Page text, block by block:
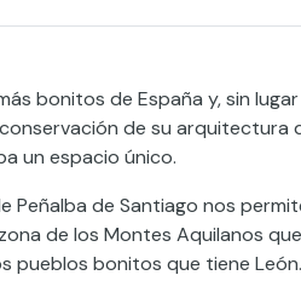
bonitos de España y, sin
de su arquitectura
un espacio único.
de Santiago nos
de los Montes Aquilanos
pueblos bonitos que tiene León.